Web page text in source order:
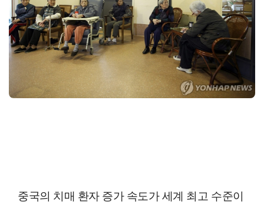
중국의 치매 환자 증가 속도가 세계 최고 수준이